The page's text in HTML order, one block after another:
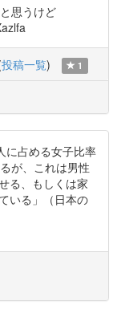
思うけど
投稿一覧) 1
に占める女子比率
が、これは男性
る、もしくは家
いる」（日本の